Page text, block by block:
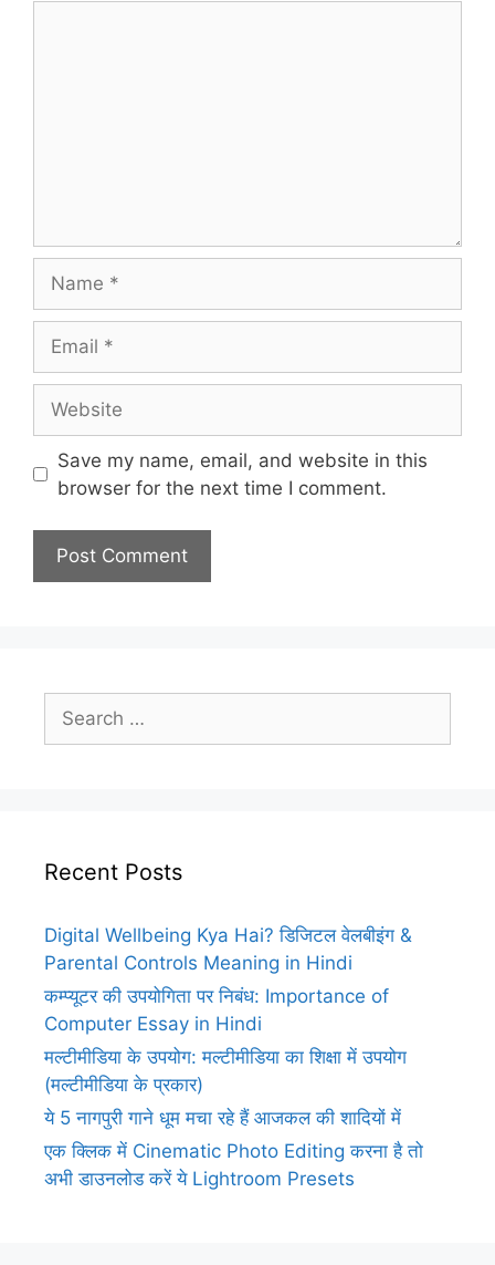
Save my name, email, and website in this
browser for the next time I comment.
Search
for:
Recent Posts
Digital Wellbeing Kya Hai? डिजिटल वेलबीइंग &
Parental Controls Meaning in Hindi
कम्प्यूटर की उपयोगिता पर निबंध: Importance of
Computer Essay in Hindi
मल्टीमीडिया के उपयोग: मल्टीमीडिया का शिक्षा में उपयोग
(मल्टीमीडिया के प्रकार)
ये 5 नागपुरी गाने धूम मचा रहे हैं आजकल की शादियों में
एक क्लिक में Cinematic Photo Editing करना है तो
अभी डाउनलोड करें ये Lightroom Presets